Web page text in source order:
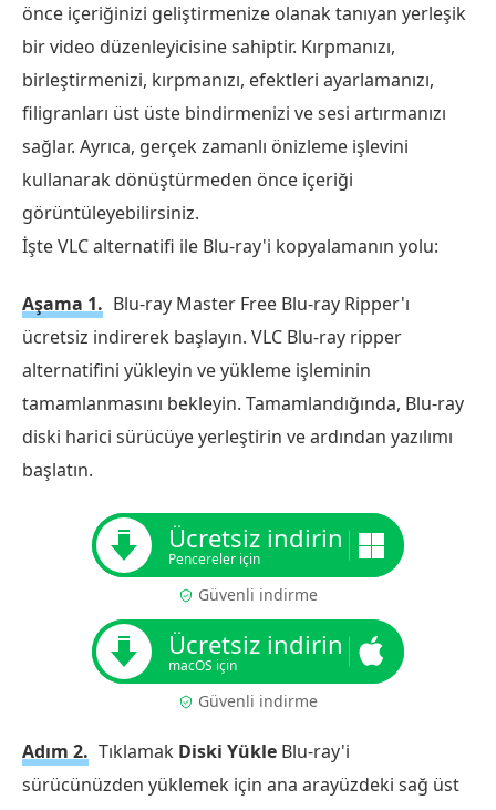
önce içeriğinizi geliştirmenize olanak tanıyan yerleşik
bir video düzenleyicisine sahiptir. Kırpmanızı,
birleştirmenizi, kırpmanızı, efektleri ayarlamanızı,
filigranları üst üste bindirmenizi ve sesi artırmanızı
sağlar. Ayrıca, gerçek zamanlı önizleme işlevini
kullanarak dönüştürmeden önce içeriği
görüntüleyebilirsiniz.
İşte VLC alternatifi ile Blu-ray'i kopyalamanın yolu:
Aşama 1. Blu-ray Master Free Blu-ray Ripper'ı
ücretsiz indirerek başlayın. VLC Blu-ray ripper
alternatifini yükleyin ve yükleme işleminin
tamamlanmasını bekleyin. Tamamlandığında, Blu-ray
diski harici sürücüye yerleştirin ve ardından yazılımı
başlatın.
Ücretsiz indirin
Pencereler için
Güvenli indirme
Ücretsiz indirin
macOS için
Güvenli indirme
Adım 2. Tıklamak Diski Yükle Blu-ray'i
sürücünüzden yüklemek için ana arayüzdeki sağ üst